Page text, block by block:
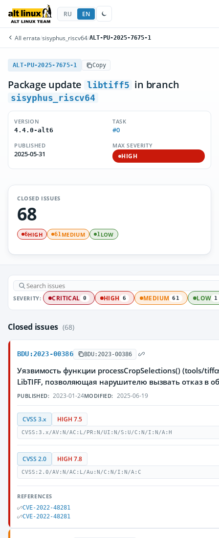
RU EN
All errata/sisyphus_riscv64/ALT-PU-2025-7675-1
ALT-PU-2025-7675-1 Copy
Package update libtiff5 in branch
sisyphus_riscv64
VERSION
4.4.0-alt6
TASK
#0
PUBLISHED
2025-05-31
MAX SEVERITY
HIGH
CLOSED ISSUES
68
6HIGH 61MEDIUM 1LOW
SEVERITY: CRITICAL 0 HIGH 6 MEDIUM 61 LOW 1
Closed issues (68)
BDU:2023-00386 BDU:2023-00386
Уязвимость функции processCropSelections() (tools/
LibTIFF, позволяющая нарушителю вызвать отказ в
PUBLISHED: 2023-01-24MODIFIED: 2025-06-19
CVSS 3.x HIGH 7.5
CVSS:3.x/AV:N/AC:L/PR:N/UI:N/S:U/C:N/I:N/A:H
CVSS 2.0 HIGH 7.8
CVSS:2.0/AV:N/AC:L/Au:N/C:N/I:N/A:C
REFERENCES
CVE-2022-48281
CVE-2022-48281